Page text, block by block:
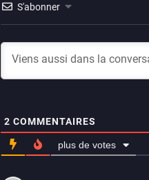
S'abonner
2 COMMENTAIRES
plus de votes